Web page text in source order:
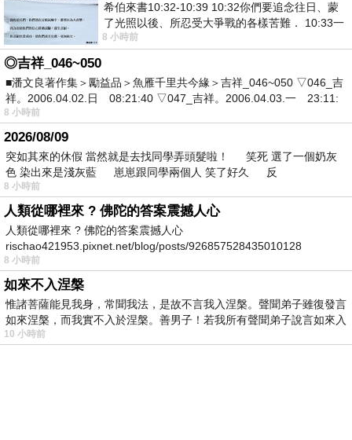
希伯來書10:32-10:39 10:32你們要追念往日、蒙
了光照以後、所忍受大爭戰的各樣苦難． 10:33一
面被毀謗、遭患難、成了戲景、叫眾人
8 小時前
◎吉祥_046~050
■潘文良著作集＞勵益品＞魚雁千里共今緣＞吉祥_046~050 ▽046_吉
祥。2006.04.02.日 08:21:40 ▽047_吉祥。2006.04.03.一 23:11:
8 小時前
2026/08/09
突如其來的休假 當然就是去找同學弄頭髮啦！ 笑死 選了一個奶灰
色 染出來是淺灰藍 崽崽跟同學兩個人 笑了好久 反
8 小時前
人類從哪裡來 ? 佛陀的答案震撼人心
人類從哪裡來 ? 佛陀的答案震撼人心
rischao421953.pixnet.net/blog/posts/926857528435010128
8 小時前
如來不入涅槃
惟諸菩薩能見我身，常聞我法，是故不言我入涅槃。聲聞弟子雖復發言
如來涅槃，而我實不入於涅槃。善男子！若我所有聲聞弟子說言如來入
10 小時前